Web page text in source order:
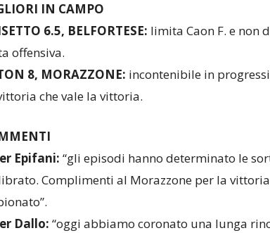
IN CAMPO
6.5, BELFORTESE: limita Caon F. e non
offensiva.
8, MORAZZONE: incontenibile in
che vale la vittoria.
Epifani: “gli episodi hanno determinato le
Complimenti al Morazzone per la
Dallo: “oggi abbiamo coronato una lunga